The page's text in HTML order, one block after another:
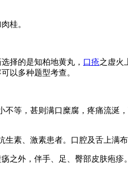
桂。
择的是知柏地黄丸， 口疮之虚火
以多种题型考查。
不等，甚则满口糜腐，疼痛流
素、激素患者。口腔及舌上满
之外，伴手、足、臀部皮肤疱疹。